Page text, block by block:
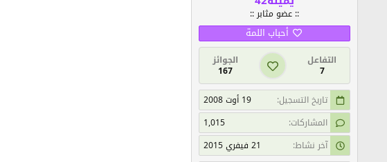
:: عضو مثابر ::
أحباب اللمة
التفاعل
7
الجوائز
167
تاريخ التسجيل
19 أوت 2008
المشاركات
1,015
آخر نشاط
21 فيفري 2015